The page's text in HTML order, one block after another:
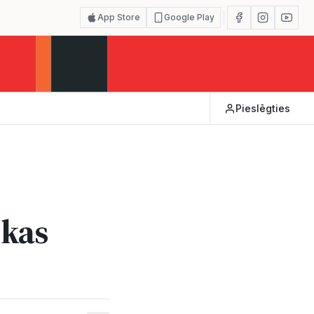
App Store Google Play
Pieslēgties